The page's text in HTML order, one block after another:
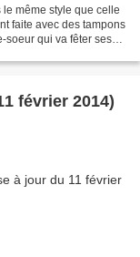
même style que celle
faite avec des tampons
soeur qui va fêter ses
février 2014)